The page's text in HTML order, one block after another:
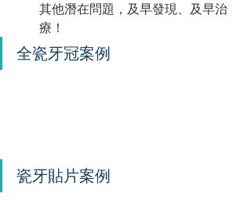
其他潛在問題，及早發現、及早治
療！
全瓷牙冠案例
瓷牙貼片案例